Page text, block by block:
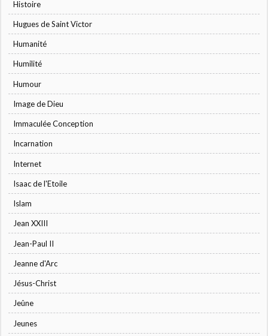
Histoire
Hugues de Saint Victor
Humanité
Humilité
Humour
Image de Dieu
Immaculée Conception
Incarnation
Internet
Isaac de l'Etoile
Islam
Jean XXIII
Jean-Paul II
Jeanne d'Arc
Jésus-Christ
Jeûne
Jeunes